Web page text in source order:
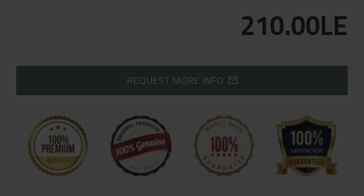
210.00LE
REQUEST MORE INFO